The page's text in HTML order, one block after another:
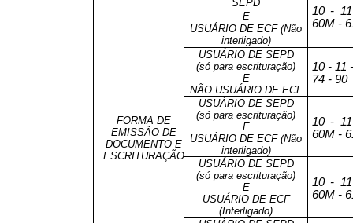
FORMA DE
EMISSÃO DE
DOCUMENTO E
ESCRITURAÇÃO
SEPD
E
USUÁRIO DE ECF (Não
interligado)
10 -
60M -
USUÁRIO DE SEPD
(só para escrituração)
E
NÃO USUÁRIO DE ECF
10 - 11
74 - 90
USUÁRIO DE SEPD
(só para escrituração)
E
USUÁRIO DE ECF (Não
interligado)
10 -
60M -
USUÁRIO DE SEPD
(só para escrituração)
E
USUÁRIO DE ECF
(Interligado)
10 -
60M -